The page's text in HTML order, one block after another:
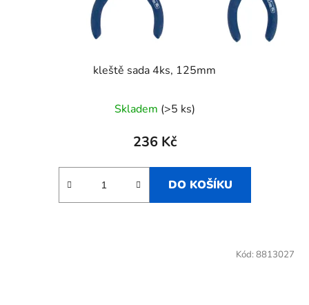
kleště sada 4ks, 125mm
Skladem (>5 ks)
236 Kč
DO KOŠÍKU
Kód: 8813027